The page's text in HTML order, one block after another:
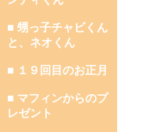
■ 甥っ子チャビくん
と、ネオくん
■ １９回目のお正月
■ マフィンからのプ
レゼント